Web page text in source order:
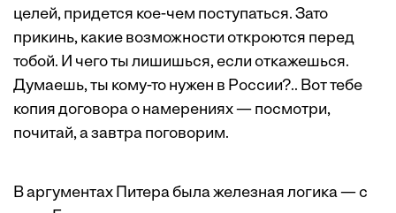
целей, придется кое-чем поступаться. Зато
прикинь, какие возможности откроются перед
тобой. И чего ты лишишься, если откажешься.
Думаешь, ты кому-то нужен в России?.. Вот тебе
копия договора о намерениях — посмотри,
почитай, а завтра поговорим.
В аргументах Питера была железная логика — с